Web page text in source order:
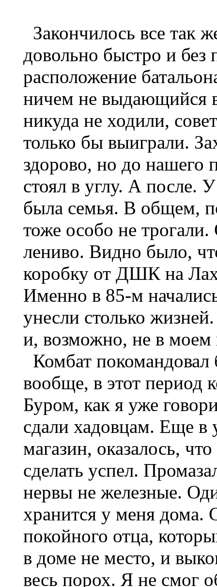
Закончилось все так
довольно быстро и без
расположение
ничем не выдающийся
никуда не ходили,
только бы выиграли.
здорово, но до нашего
стоял в углу. А после.
была семья. В общем,
тоже особо не
лениво. Видно было,
коробку от ДШК на
Именно в 85-м
унесли столько
и, возможно, не в моем
Комбат покомандовал
вообще, в этот период
Буром, как я уже
сдали хадовцам. Еще в
магазин, оказалось,
сделать успел.
нервы не железные.
хранится у меня дома.
покойного отца,
в доме не место, и
весь порох. Я не смог